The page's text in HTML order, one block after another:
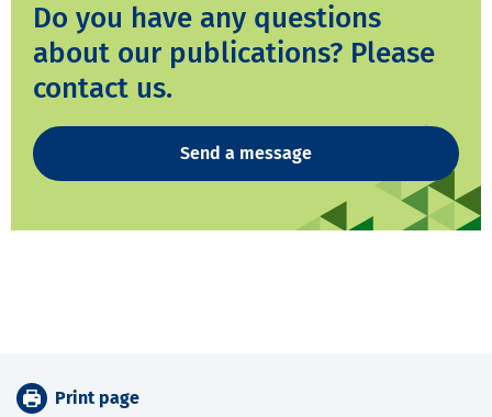
Do you have any questions
about our publications? Please
contact us.
Send a message
Print page